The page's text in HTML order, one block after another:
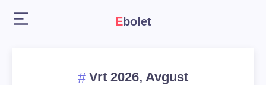
Ebolet
Vrt 2026, Avgust